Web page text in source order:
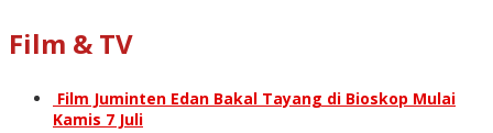
Film & TV
Film Juminten Edan Bakal Tayang di Bioskop Mulai
Kamis 7 Juli